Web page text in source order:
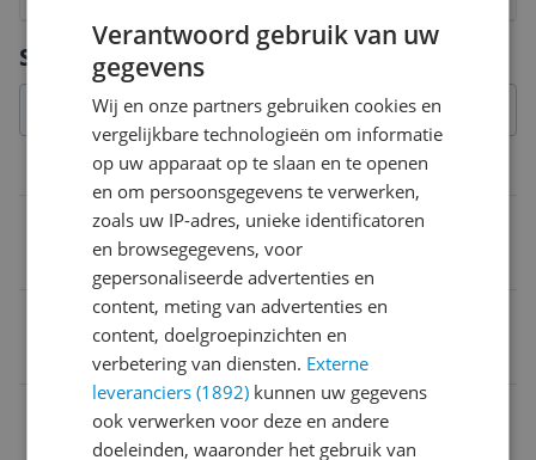
Specificaties
Overige kenmerken
Platform
Mac-besturingssysteem
Aantal apparaten
Talen container
Italiaans
Vraag 1 van 4
Verantwoord gebruik van uw
gegevens
Wij en onze partners gebruiken cookies en
vergelijkbare technologieën om informatie
op uw apparaat op te slaan en te openen
en om persoonsgegevens te verwerken,
zoals uw IP-adres, unieke identificatoren
en browsegegevens, voor
gepersonaliseerde advertenties en
content, meting van advertenties en
content, doelgroepinzichten en
verbetering van diensten. Externe
leveranciers (1892) kunnen uw gegevens
ook verwerken voor deze en andere
doeleinden, waaronder het gebruik van